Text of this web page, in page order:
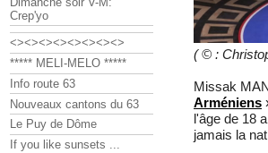
( © :
Missak
Arméniens
l'âge de 18
jamais la
Crep'yo
<><><><><><><><>
***** MELI-MELO *****
Info route 63
Nouveaux cantons du 63
Le Puy de Dôme
If you like sunsets ...